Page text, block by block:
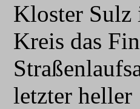
Kloster Sulz
Kreis das
letzter heller